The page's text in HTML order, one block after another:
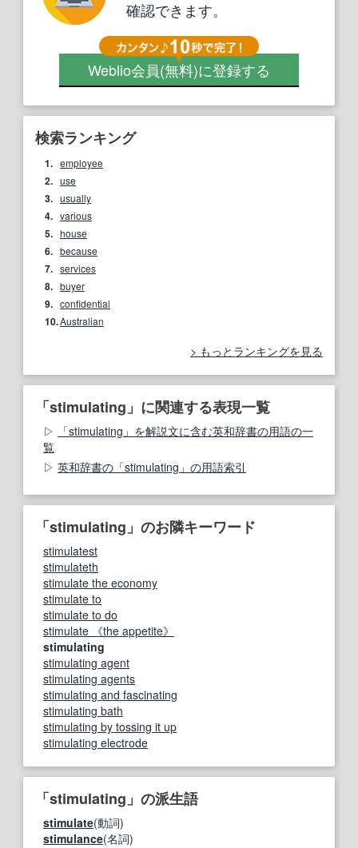
確認できます。
Weblio会員(無料)に登録する
検索ランキング
1. employee
2. use
3. usually
4. various
5. house
6. because
7. services
8. buyer
9. confidential
10.Australian
もっとランキングを見る
「stimulating」に関連する表現一覧
「stimulating」を解説文に含む英和辞書の用語の一
覧
英和辞書の「stimulating」の用語索引
「stimulating」のお隣キーワード
stimulatest
stimulateth
stimulate the economy
stimulate to
stimulate to do
stimulate 《the appetite》
stimulating
stimulating agent
stimulating agents
stimulating and fascinating
stimulating bath
stimulating by tossing it up
stimulating electrode
「stimulating」の派生語
stimulate(動詞)
stimulance(名詞)